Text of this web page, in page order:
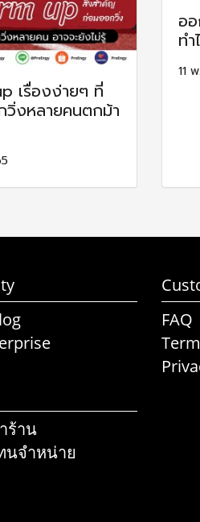
เรื่องง่ายๆ ที่
วิ่งหลายคนตกม้า
อ
ท
11
FAQ
ร้าน
นจำหน่าย